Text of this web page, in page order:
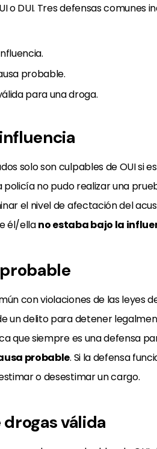
o DUI. Tres defensas comunes
probable.
para una droga.
solo son culpables de OUI si
policía no pudo realizar una
el nivel de afectación del
él/ellano estaba bajo la
con violaciones de las leyes
un delito para detener
que siempre es una defensa
probable. Si la defensa
o desestimar un cargo.
drogas válida